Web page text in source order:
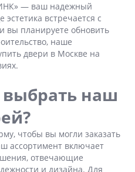
— ваш надежный
эстетика встречается с
вы планируете обновить
наше
двери в Москве на
выбрать наш
чтобы вы могли заказать
ассортимент включает
отвечающие
и дизайна. Для